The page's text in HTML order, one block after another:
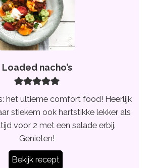
Loaded nacho’s
het ultieme comfort food! Heerlijk
stiekem ook hartstikke lekker als
voor 2 met een salade erbij.
Genieten!
Bekijk recept